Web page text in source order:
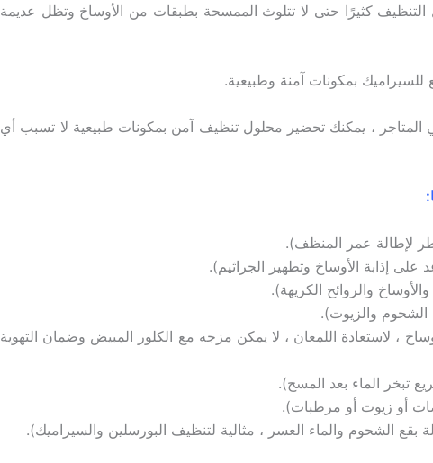
التنظيف كثيرًا حتى لا تتلوث الممسحة بطبقات من الأوساخ وتظل عديمة
بمكونات آمنة وطبيعية.
المتاجر ، يمكنك تحضير محلول تنظيف آمن بمكونات طبيعية لا تسبب أي
لإطالة عمر المنظف).
إذابة الأوساخ وتطهير الجراثيم).
والروائح الكريهة).
والزيوت).
، لاستعادة اللمعان ، لا يمكن مزجه مع الكلور المبيض وضمان التهوية
تبخر الماء بعد المسح).
أو زيوت أو مرطبات).
بقع الشحوم والماء العسر ، مثالية لتنظيف البورسلين والسيراميك).